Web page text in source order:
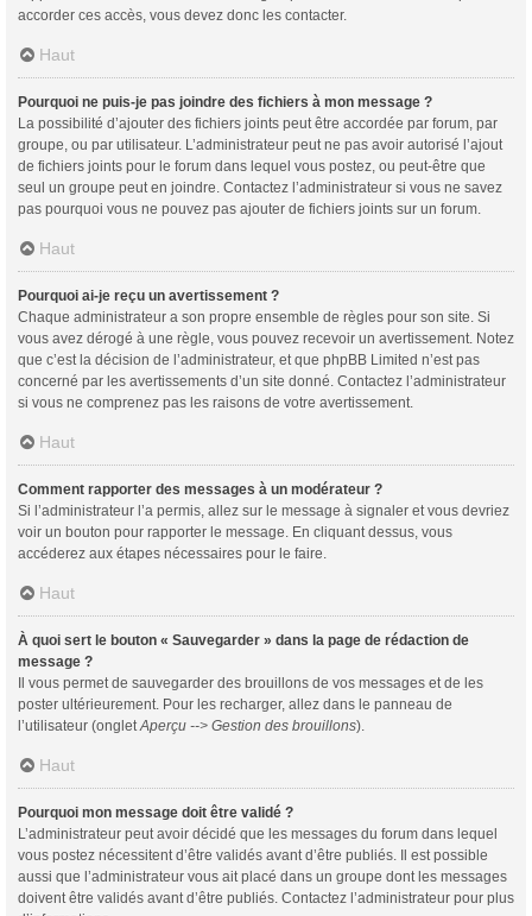
accorder ces accès, vous devez donc les contacter.
Haut
Pourquoi ne puis-je pas joindre des fichiers à mon message ?
La possibilité d’ajouter des fichiers joints peut être accordée par forum, par
groupe, ou par utilisateur. L’administrateur peut ne pas avoir autorisé l’ajout
de fichiers joints pour le forum dans lequel vous postez, ou peut-être que
seul un groupe peut en joindre. Contactez l’administrateur si vous ne savez
pas pourquoi vous ne pouvez pas ajouter de fichiers joints sur un forum.
Haut
Pourquoi ai-je reçu un avertissement ?
Chaque administrateur a son propre ensemble de règles pour son site. Si
vous avez dérogé à une règle, vous pouvez recevoir un avertissement. Notez
que c’est la décision de l’administrateur, et que phpBB Limited n’est pas
concerné par les avertissements d’un site donné. Contactez l’administrateur
si vous ne comprenez pas les raisons de votre avertissement.
Haut
Comment rapporter des messages à un modérateur ?
Si l’administrateur l’a permis, allez sur le message à signaler et vous devriez
voir un bouton pour rapporter le message. En cliquant dessus, vous
accéderez aux étapes nécessaires pour le faire.
Haut
À quoi sert le bouton « Sauvegarder » dans la page de rédaction de
message ?
Il vous permet de sauvegarder des brouillons de vos messages et de les
poster ultérieurement. Pour les recharger, allez dans le panneau de
l’utilisateur (ongletAperçu --> Gestion des brouillons).
Haut
Pourquoi mon message doit être validé ?
L’administrateur peut avoir décidé que les messages du forum dans lequel
vous postez nécessitent d’être validés avant d’être publiés. Il est possible
aussi que l’administrateur vous ait placé dans un groupe dont les messages
doivent être validés avant d’être publiés. Contactez l’administrateur pour plus